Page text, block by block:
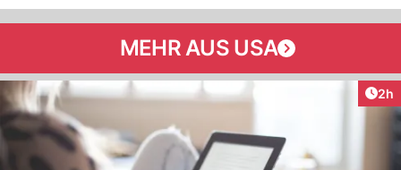
MEHR AUS USA
2h